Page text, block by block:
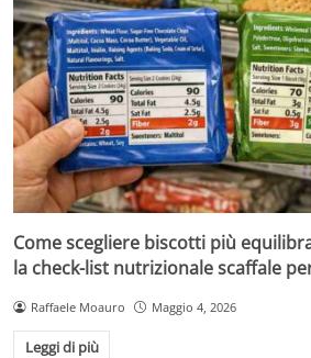
Come scegliere biscotti più
la check-list nutrizionale scaffale
Raffaele Moauro Maggio 4, 2026
Leggi di più